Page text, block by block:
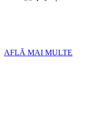
AFLĂ MAI MULTE